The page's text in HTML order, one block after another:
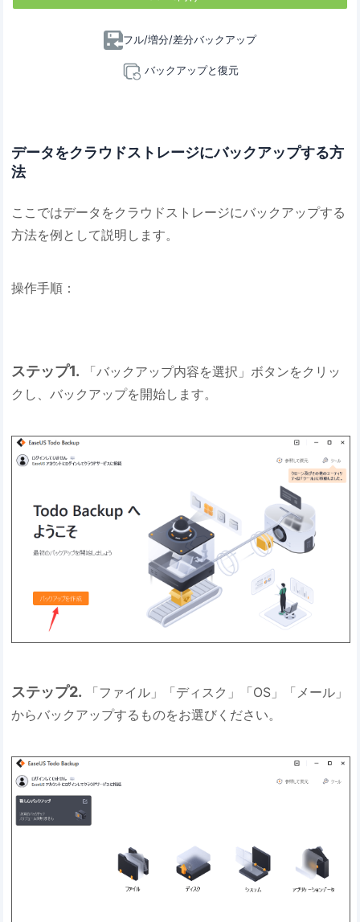
フル/増分/差分バックアップ
バックアップと復元
データをクラウドストレージにバックアップする方
法
ここではデータをクラウドストレージにバックアップする
方法を例として説明します。
操作手順：
ステップ1. 「バックアップ内容を選択」ボタンをクリッ
クし、バックアップを開始します。
ステップ2. 「ファイル」「ディスク」「OS」「メール」
からバックアップするものをお選びください。